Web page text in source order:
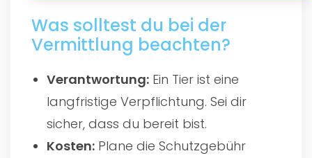
Was solltest du bei der
Vermittlung beachten?
Verantwortung: Ein Tier ist eine
langfristige Verpflichtung. Sei dir
sicher, dass du bereit bist.
Kosten: Plane die Schutzgebühr